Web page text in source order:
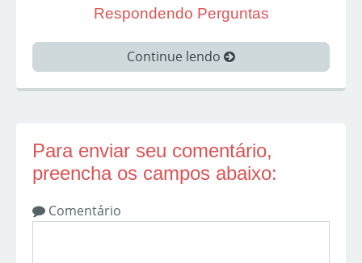
Respondendo Perguntas
Continue lendo
Para enviar seu comentário,
preencha os campos abaixo:
Comentário